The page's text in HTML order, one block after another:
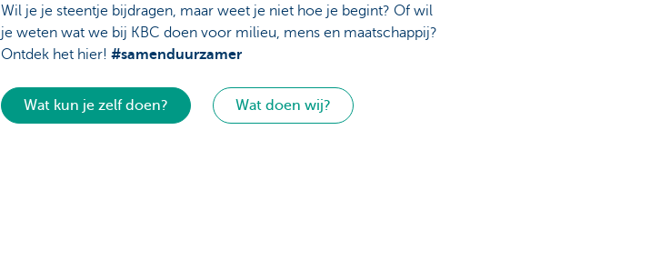
Wil je je steentje bijdragen, maar weet je niet hoe je begint? Of wil
je weten wat we bij KBC doen voor milieu, mens en maatschappij?
Ontdek het hier! #samenduurzamer
Wat kun je zelf doen? Wat doen wij?